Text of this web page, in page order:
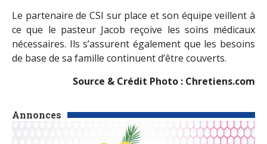
Annonces
Le partenaire de CSI sur place et son équipe veillent à
ce que le pasteur Jacob reçoive les soins médicaux
nécessaires. Ils s’assurent également que les besoins
de base de sa famille continuent d’être couverts.
Source & Crédit Photo : Chretiens.com